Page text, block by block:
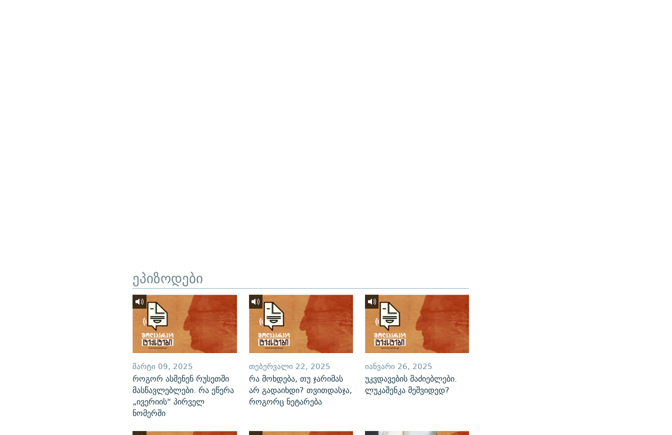
ეპიზოდები
ᲛᲐᲠᲢᲘ 09, 2025
როგორ ასმენენ რუსეთში
მასწავლებლები. რა ეწერა
„ივერიის“ პირველ
ნომერში
ᲗᲔᲑᲔᲠᲕᲐᲚᲘ 22, 2025
რა მოხდება, თუ ჯარიმას
არ გადაიხდი? თვითდასჯა,
როგორც ნეტარება
ᲘᲐᲜᲕᲐᲠᲘ 26, 2025
უკვდავების მაძიებლები.
ლუკაშენკა მეშვიდედ?